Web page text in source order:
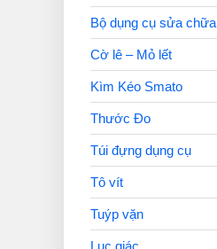
Bộ dụng cụ sửa chữa
Cờ lê – Mỏ lết
Kìm Kéo Smato
Thước Đo
Túi đựng dụng cụ
Tô vít
Tuýp vặn